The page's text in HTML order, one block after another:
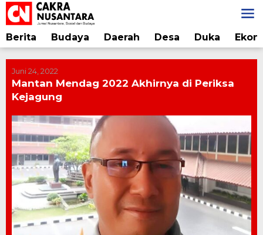
Lewati
ke
konten
Berita Budaya Daerah Desa Duka
Juni 24, 2022
Mantan Mendag 2022 Akhirnya di Periksa
Kejagung